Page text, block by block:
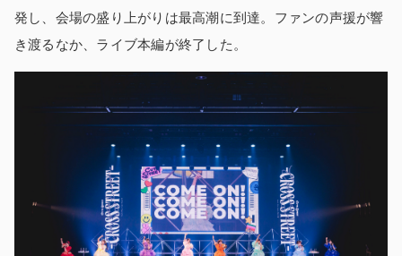
発し、会場の盛り上がりは最高潮に到達。ファンの声援が響
き渡るなか、ライブ本編が終了した。